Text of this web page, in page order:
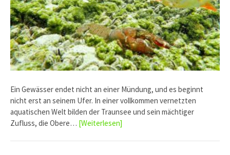
Ein Gewässer endet nicht an einer Mündung, und es beginnt
nicht erst an seinem Ufer. In einer vollkommen vernetzten
aquatischen Welt bilden der Traunsee und sein mächtiger
Zufluss, die Obere… [Weiterlesen]